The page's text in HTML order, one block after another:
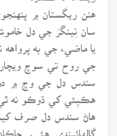
هنن ريگستان ۾
سان نِينگَرَ جي دل
يا ماضيء جي به
جي روح تي سوچ
سندس دل جي وچ ۾
هڪٻئي کي ڌوڪو نه
هاڻ سندس دل صرف
ڳالهائيندي هئي،